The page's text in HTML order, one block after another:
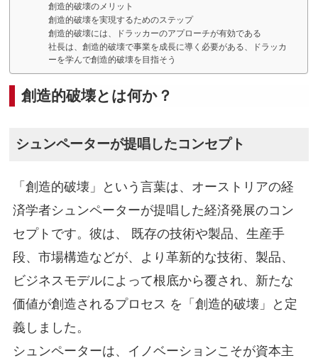
創造的破壊のメリット
創造的破壊を実現するためのステップ
創造的破壊には、ドラッカーのアプローチが有効である
社長は、創造的破壊で事業を成長に導く必要がある、ドラッカ
ーを学んで創造的破壊を目指そう
創造的破壊とは何か？
シュンペーターが提唱したコンセプト
「創造的破壊」という言葉は、オーストリアの経
済学者シュンペーターが提唱した経済発展のコン
セプトです。彼は、 既存の技術や製品、生産手
段、市場構造などが、より革新的な技術、製品、
ビジネスモデルによって根底から覆され、新たな
価値が創造されるプロセス を「創造的破壊」と定
義しました。
シュンペーターは、イノベーションこそが資本主